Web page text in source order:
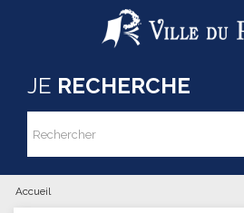
Aller au contenu principal
JE RECHERCHE
Formulaire de
Rechercher
Accueil